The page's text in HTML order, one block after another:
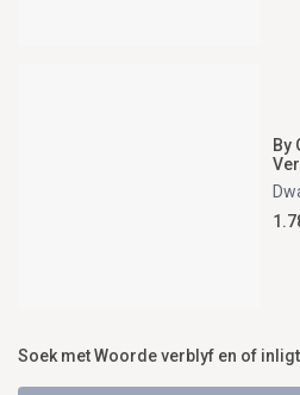
By
Soek met Woorde verblyf en of